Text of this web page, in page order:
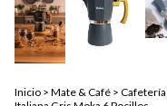
Inicio > Mate & Café > Cafetería